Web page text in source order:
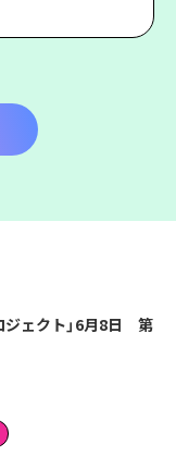
ジェクト」6月8日 第